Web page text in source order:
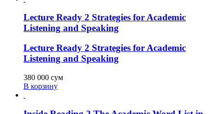
Lecture Ready 2 Strategies for Academic
Listening and Speaking
Lecture Ready 2 Strategies for Academic
Listening and Speaking
380 000 сум
В корзину